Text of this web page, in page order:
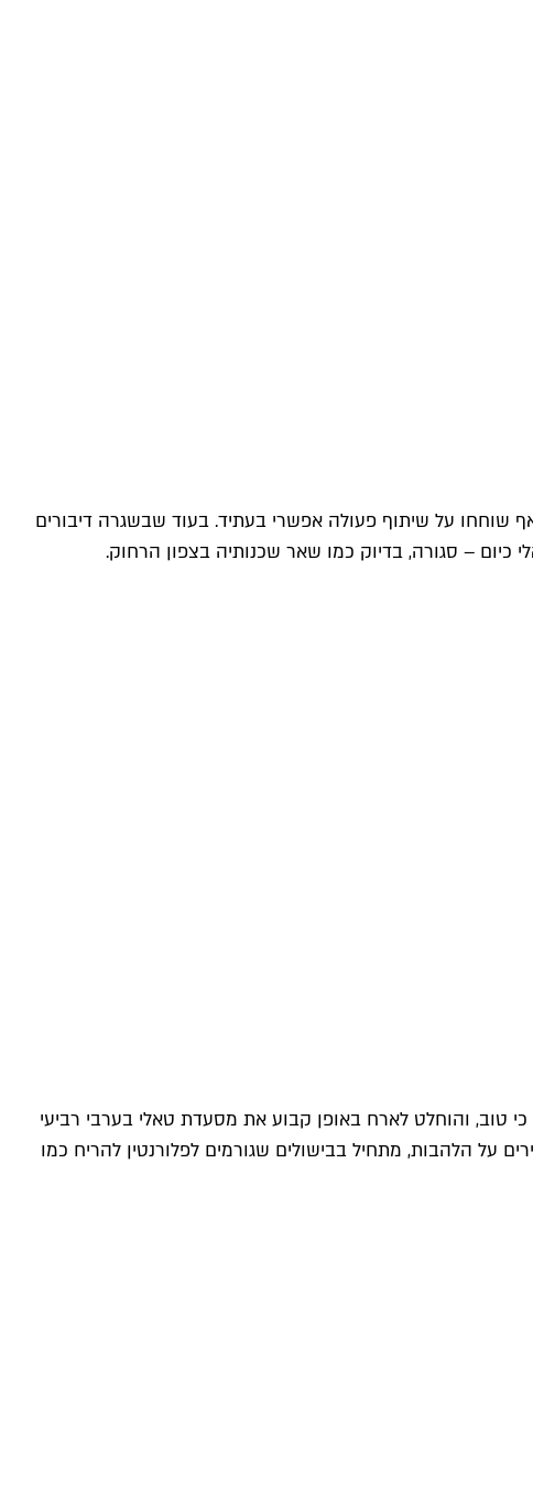
שוחחו על שיתוף פעולה אפשרי בעתיד. בעוד שבשגרה דיבורים
– סגורה, בדיוק כמו שאר שכנותיה בצפון הרחוק.
טוב, והוחלט לארח באופן קבוע את מסעדת טאלי בערבי רביעי
על הלהבות, מתחיל בבישולים שגורמים לפלורנטין להריח כמו